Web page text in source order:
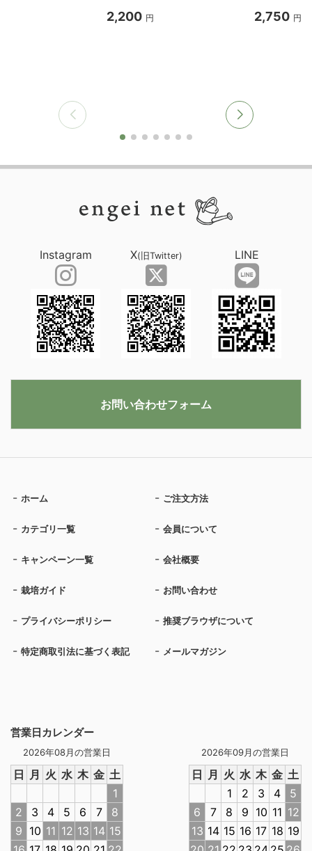
2,200 円 2,750 円
営業日カレンダー
2026年08月の営業日
日 月 火 水 木 金 土
1
2
3 4 5 6 7
8
9 10 11 12 13 14 15
2026年09月の営業日
日 月 火 水 木 金 土
1
2 3 4
5
6
7 8 9 10 11 12
13 14 15 16 17 18 19
ホーム ご注文方法
カテゴリ一覧 会員について
キャンペーン一覧 会社概要
栽培ガイド お問い合わせ
プライバシーポリシー 推奨ブラウザについて
特定商取引法に基づく表記 メールマガジン
Instagram X(旧Twitter) LINE
お問い合わせフォーム